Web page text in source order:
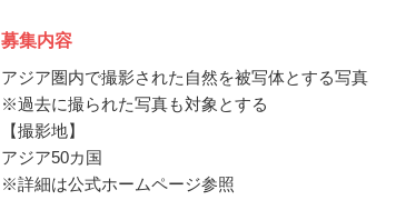
募集内容
アジア圏内で撮影された自然を被写体とする写真
※過去に撮られた写真も対象とする
【撮影地】
アジア50カ国
※詳細は公式ホームページ参照